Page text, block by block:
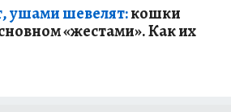
ушами шевелят:кошки
«жестами». Как их